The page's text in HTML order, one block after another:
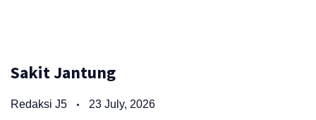
Sakit Jantung
Redaksi J5 23 July, 2026